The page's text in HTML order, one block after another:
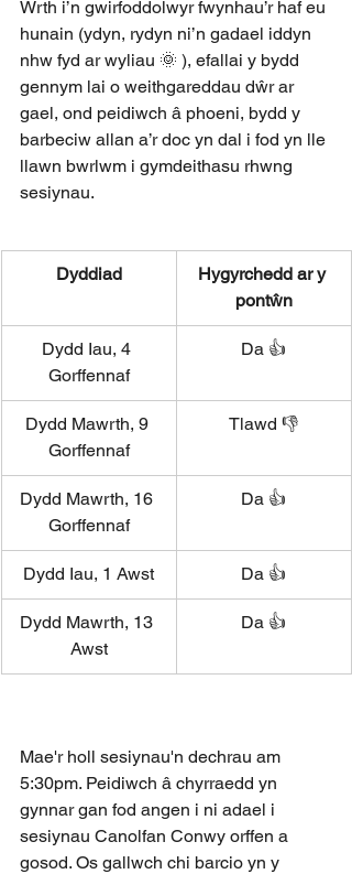
Wrth i’n gwirfoddolwyr fwynhau’r haf eu
hunain (ydyn, rydyn ni’n gadael iddyn
nhw fyd ar wyliau 🌞 ), efallai y bydd
gennym lai o weithgareddau dŵr ar
gael, ond peidiwch â phoeni, bydd y
barbeciw allan a’r doc yn dal i fod yn lle
llawn bwrlwm i gymdeithasu rhwng
sesiynau.
Dyddiad
Hygyrchedd ar y
pontŵn
Dydd Iau, 4
Gorffennaf
Da 👍
Dydd Mawrth, 9
Gorffennaf
Tlawd 👎
Dydd Mawrth, 16
Gorffennaf
Da 👍
Dydd Iau, 1 Awst Da 👍
Dydd Mawrth, 13
Awst
Da 👍
Mae'r holl sesiynau'n dechrau am
5:30pm. Peidiwch â chyrraedd yn
gynnar gan fod angen i ni adael i
sesiynau Canolfan Conwy orffen a
gosod. Os gallwch chi barcio yn y